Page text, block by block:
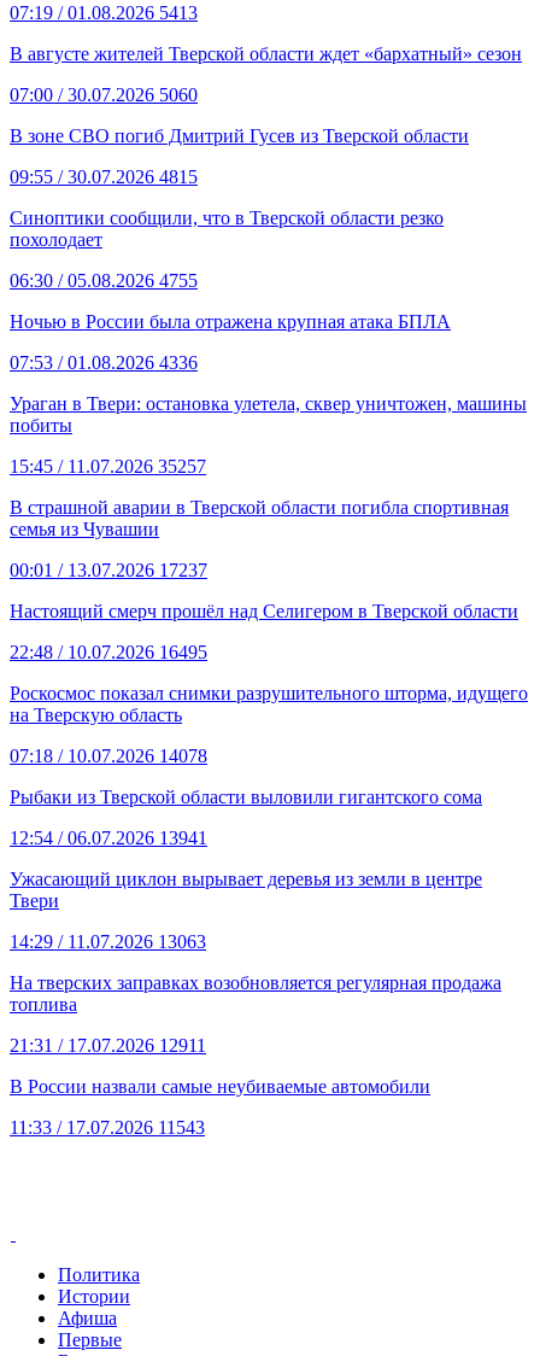
07:19 / 01.08.2026 5413
В августе жителей Тверской области ждет «бархатный» сезон
07:00 / 30.07.2026 5060
В зоне СВО погиб Дмитрий Гусев из Тверской области
09:55 / 30.07.2026 4815
Синоптики сообщили, что в Тверской области резко
похолодает
06:30 / 05.08.2026 4755
Ночью в России была отражена крупная атака БПЛА
07:53 / 01.08.2026 4336
Ураган в Твери: остановка улетела, сквер уничтожен, машины
побиты
15:45 / 11.07.2026 35257
В страшной аварии в Тверской области погибла спортивная
семья из Чувашии
00:01 / 13.07.2026 17237
Настоящий смерч прошёл над Селигером в Тверской области
22:48 / 10.07.2026 16495
Роскосмос показал снимки разрушительного шторма, идущего
на Тверскую область
07:18 / 10.07.2026 14078
Рыбаки из Тверской области выловили гигантского сома
12:54 / 06.07.2026 13941
Ужасающий циклон вырывает деревья из земли в центре
Твери
14:29 / 11.07.2026 13063
На тверских заправках возобновляется регулярная продажа
топлива
21:31 / 17.07.2026 12911
В России назвали самые неубиваемые автомобили
11:33 / 17.07.2026 11543
Политика
Истории
Афиша
Первые